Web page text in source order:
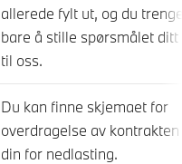
allerede fylt ut, og du
bare å stille spørsmålet ditt
til oss.
Du kan finne skjemaet for
overdragelse av kontrakten
din for nedlasting.